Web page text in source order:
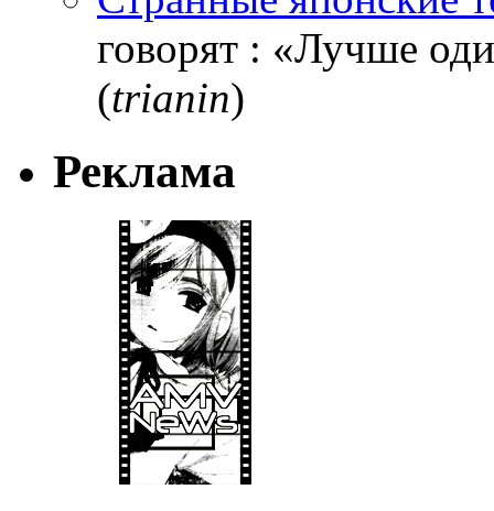
говорят : «Лучше
(trianin)
Реклама